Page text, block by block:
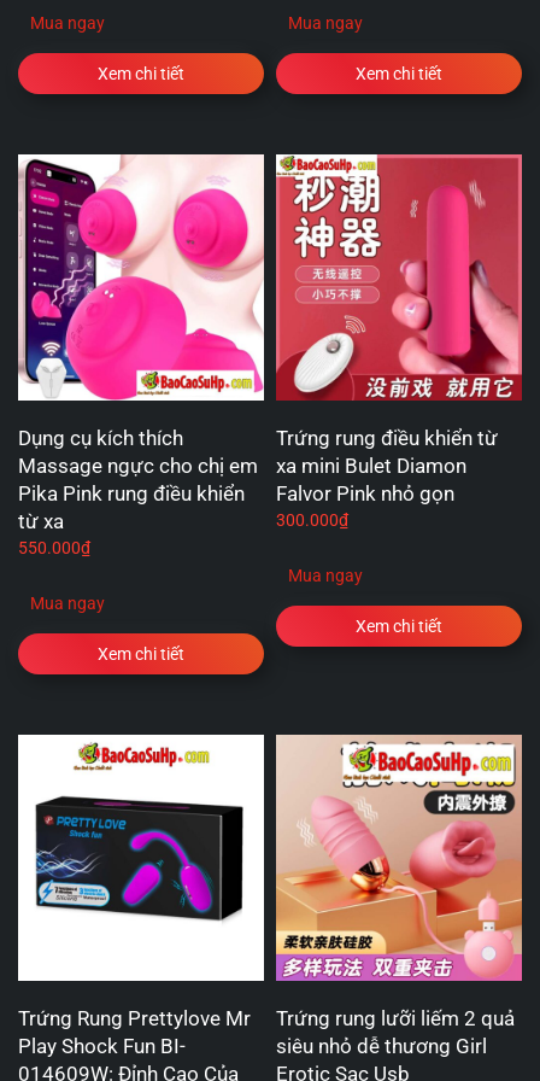
Mua ngay
Xem chi tiết
Mua ngay
Xem chi tiết
Dụng cụ kích thích
Massage ngực cho chị em
Pika Pink rung điều khiển
từ xa
550.000₫
Mua ngay
Xem chi tiết
Trứng rung điều khiển từ
xa mini Bulet Diamon
Falvor Pink nhỏ gọn
300.000₫
Mua ngay
Xem chi tiết
Trứng Rung Prettylove Mr
Play Shock Fun BI-
014609W: Đỉnh Cao Của
Trứng rung lưỡi liếm 2 quả
siêu nhỏ dễ thương Girl
Erotic Sạc Usb